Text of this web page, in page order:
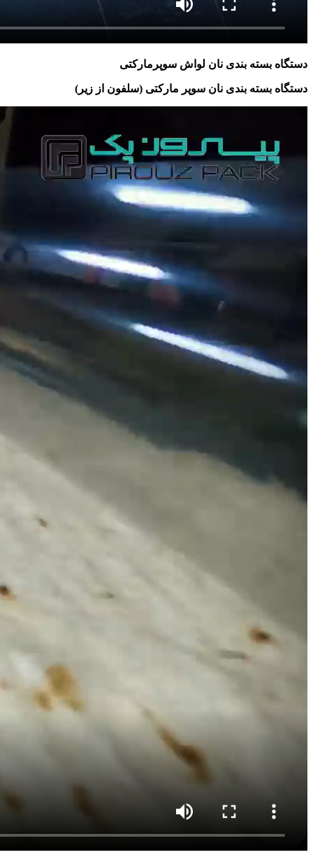
دستگاه بسته بندی نان لواش سوپرمارکتی
دستگاه بسته بندی نان سوپر مارکتی (سلفون از زیر)